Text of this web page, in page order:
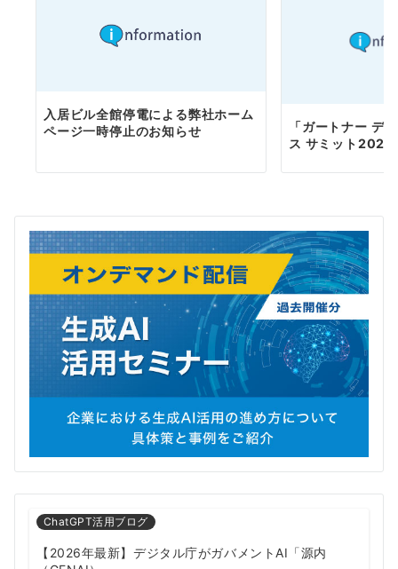
入居ビル全館停電による弊社ホーム
ページ一時停止のお知らせ
「ガートナー デ
ス サミット2025
ChatGPT活用ブログ
【2026年最新】デジタル庁がガバメントAI「源内